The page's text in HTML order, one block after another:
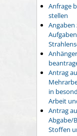
Anfrage
stellen
Antrag
in
Arbeit
Antrag
Abgabe/
Stoffen